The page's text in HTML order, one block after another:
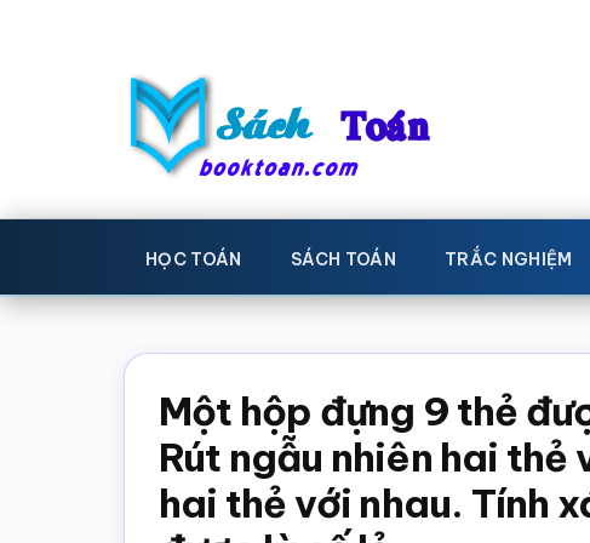
Sách
Toán
-
Học
toán
Học
toán,
toán,
Sách
giáo
khoa
Toán,
HỌC TOÁN SÁCH TOÁN TRẮC NGHIỆM
Một hộp đựng 9 thẻ
Rút ngẫu nhiên hai thẻ
hai thẻ với nhau. Tính